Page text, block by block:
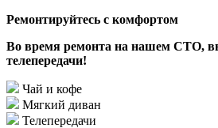
Ремонтируйтесь с комфортом
Во время ремонта на нашем СТО, вы
телепередачи!
Чай и кофе
Мягкий диван
Телепередачи